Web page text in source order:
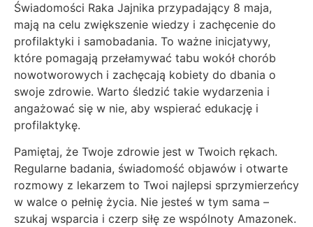
Świadomości Raka Jajnika przypadający 8 maja,
mają na celu zwiększenie wiedzy i zachęcenie do
profilaktyki i samobadania. To ważne inicjatywy,
które pomagają przełamywać tabu wokół chorób
nowotworowych i zachęcają kobiety do dbania o
swoje zdrowie. Warto śledzić takie wydarzenia i
angażować się w nie, aby wspierać edukację i
profilaktykę.
Pamiętaj, że Twoje zdrowie jest w Twoich rękach.
Regularne badania, świadomość objawów i otwarte
rozmowy z lekarzem to Twoi najlepsi sprzymierzeńcy
w walce o pełnię życia. Nie jesteś w tym sama –
szukaj wsparcia i czerp siłę ze wspólnoty Amazonek.